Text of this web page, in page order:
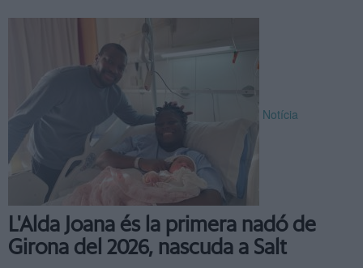
Notícia
L'Alda Joana és la primera nadó de
Girona del 2026, nascuda a Salt